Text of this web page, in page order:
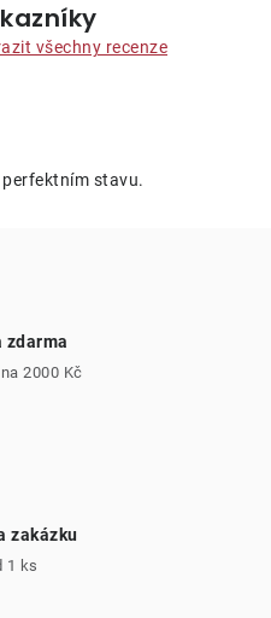
všechny recenze
stavu.
zdarma
2000 Kč
zakázku
1 ks